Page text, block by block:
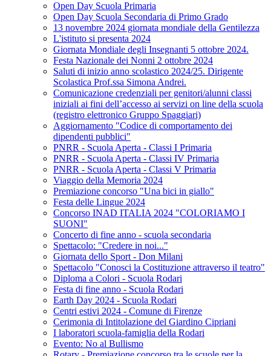
Open Day Scuola Primaria
Open Day Scuola Secondaria di Primo Grado
13 novembre 2024 giornata mondiale della Gentilezza
L'istituto si presenta 2024
Giornata Mondiale degli Insegnanti 5 ottobre 2024.
Festa Nazionale dei Nonni 2 ottobre 2024
Saluti di inizio anno scolastico 2024/25. Dirigente
Scolastica Prof.ssa Simona Andrei.
Comunicazione credenziali per genitori/alunni classi
iniziali ai fini dell’accesso ai servizi on line della scuola
(registro elettronico Gruppo Spaggiari)
Aggiornamento "Codice di comportamento dei
dipendenti pubblici"
PNRR - Scuola Aperta - Classi I Primaria
PNRR - Scuola Aperta - Classi IV Primaria
PNRR - Scuola Aperta - Classi V Primaria
Viaggio della Memoria 2024
Premiazione concorso "Una bici in giallo"
Festa delle Lingue 2024
Concorso INAD ITALIA 2024 "COLORIAMO I
SUONI"
Concerto di fine anno - scuola secondaria
Spettacolo: "Credere in noi..."
Giornata dello Sport - Don Milani
Spettacolo "Conosci la Costituzione attraverso il teatro"
Diploma a Colori - Scuola Rodari
Festa di fine anno - Scuola Rodari
Earth Day 2024 - Scuola Rodari
Centri estivi 2024 - Comune di Firenze
Cerimonia di Intitolazione del Giardino Cipriani
I laboratori scuola-famiglia della Rodari
Evento: No al Bullismo